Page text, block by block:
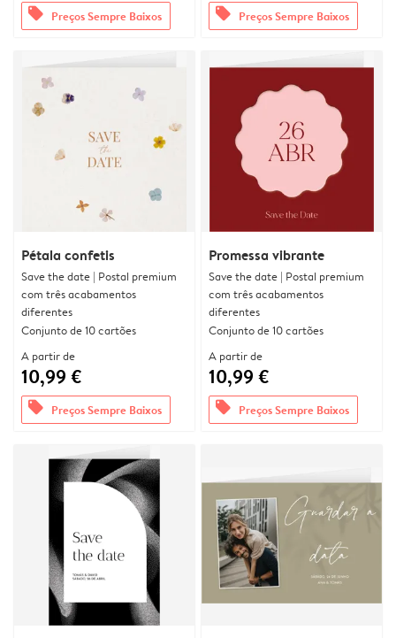
offers Preços Sempre Baixos offers Preços Sempre Baixos
Pétala confetis
Save the date | Postal premium
com três acabamentos
diferentes
Conjunto de 10 cartões
A partir de
10,99 €
offers Preços Sempre Baixos
Promessa vibrante
Save the date | Postal premium
com três acabamentos
diferentes
Conjunto de 10 cartões
A partir de
10,99 €
offers Preços Sempre Baixos